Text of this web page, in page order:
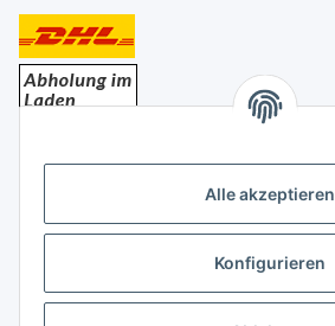
Alle akzeptieren
Konfigurieren